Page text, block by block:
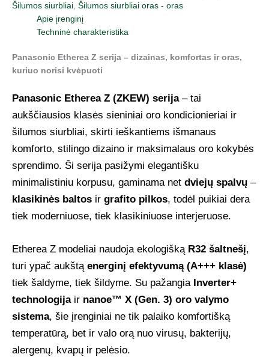
Šilumos siurbliai Šilumos siurbliai oras - oras
Apie įrenginį
Techninė charakteristika
Panasonic Etherea Z serija – dizainas, komfortas ir oras,
kuriuo norisi kvėpuoti
Panasonic Etherea Z (ZKEW) serija– tai
aukščiausios klasės sieniniai oro kondicionieriai ir
šilumos siurbliai, skirti ieškantiems išmanaus
komforto, stilingo dizaino ir maksimalaus oro kokybės
sprendimo. Ši serija pasižymi elegantišku
minimalistiniu korpusu, gaminama net dviejų spalvų –
klasikinės baltos ir grafito pilkos, todėl puikiai dera
tiek moderniuose, tiek klasikiniuose interjeruose.
Etherea Z modeliai naudoja ekologišką R32 šaltnešį,
turi ypač aukštą energinį efektyvumą (A+++ klasė)
tiek šaldyme, tiek šildyme. Su pažangia Inverter+
technologijair nanoe™ X (Gen. 3) oro valymo
sistema, šie įrenginiai ne tik palaiko komfortišką
temperatūrą, bet ir valo orą nuo virusų, bakterijų,
alergenų, kvapų ir pelėsio.